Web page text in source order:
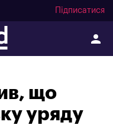
Підписатися
що
уряду